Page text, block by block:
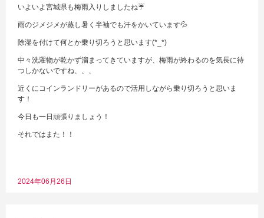
いよいよ宮城県も梅雨入りしましたね☔
雨のジメジメが蒸し暑く半袖でも汗をかいています💦
除湿を付けて何とか乗り切ろうと思います(*_*)
中々洗濯物が乾かず溜まってきていますが、梅雨が終わるのを気長に待
つしかないですね、、、
近くにコインランドリーがあるので活用しながら乗り切ろうと思いま
す！
今日も一日頑張りましょう！
それではまた！！
2024年06月26日